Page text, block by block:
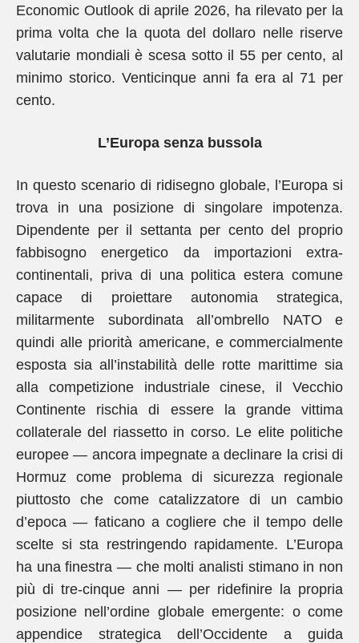
Economic Outlook di aprile 2026, ha rilevato per la
prima volta che la quota del dollaro nelle riserve
valutarie mondiali è scesa sotto il 55 per cento, al
minimo storico. Venticinque anni fa era al 71 per
cento.
L’Europa senza bussola
In questo scenario di ridisegno globale, l’Europa si
trova in una posizione di singolare impotenza.
Dipendente per il settanta per cento del proprio
fabbisogno energetico da importazioni extra-
continentali, priva di una politica estera comune
capace di proiettare autonomia strategica,
militarmente subordinata all’ombrello NATO e
quindi alle priorità americane, e commercialmente
esposta sia all’instabilità delle rotte marittime sia
alla competizione industriale cinese, il Vecchio
Continente rischia di essere la grande vittima
collaterale del riassetto in corso. Le elite politiche
europee — ancora impegnate a declinare la crisi di
Hormuz come problema di sicurezza regionale
piuttosto che come catalizzatore di un cambio
d’epoca — faticano a cogliere che il tempo delle
scelte si sta restringendo rapidamente. L’Europa
ha una finestra — che molti analisti stimano in non
più di tre-cinque anni — per ridefinire la propria
posizione nell’ordine globale emergente: o come
appendice strategica dell’Occidente a guida